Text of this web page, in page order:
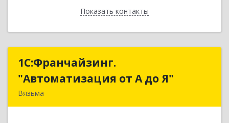
Показать контакты
Назад
1С:Франчайзинг.
"Автоматизация от А до Я"
Вязьма
1С:Франчайзинг.
"Автоматизация от А до Я"